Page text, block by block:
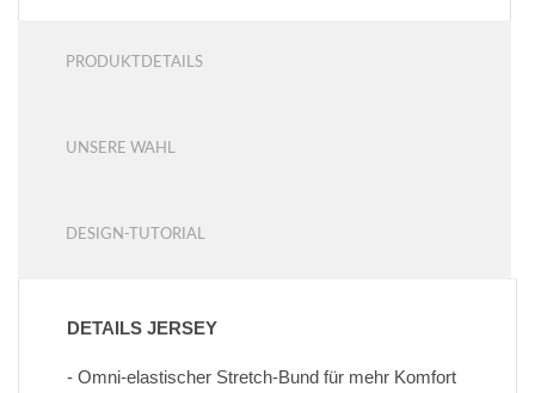
PRODUKTDETAILS
UNSERE WAHL
DESIGN-TUTORIAL
DETAILS JERSEY
- Omni-elastischer Stretch-Bund für mehr Komfort